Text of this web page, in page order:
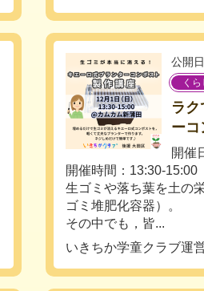
公開
く
ラ
ーコ
開催
開催時間：13:30-15:00
生ゴミや落ち葉を土の
ゴミ堆肥化容器）。
その中でも，皆...
いきちか学童クラブ運